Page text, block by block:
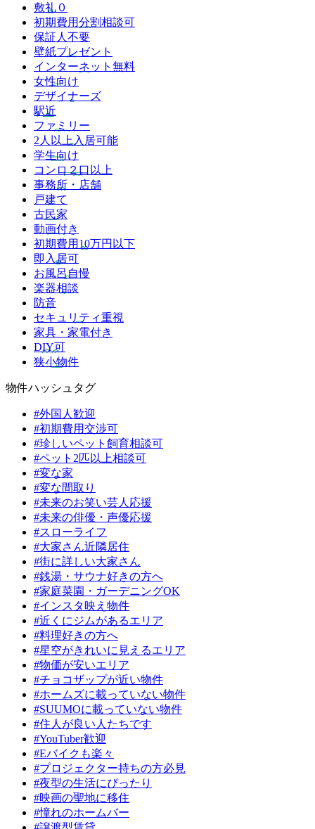
敷礼０
初期費用分割相談可
保証人不要
壁紙プレゼント
インターネット無料
女性向け
デザイナーズ
駅近
ファミリー
2人以上入居可能
学生向け
コンロ２口以上
事務所・店舗
戸建て
古民家
動画付き
初期費用10万円以下
即入居可
お風呂自慢
楽器相談
防音
セキュリティ重視
家具・家電付き
DIY可
狭小物件
物件ハッシュタグ
#外国人歓迎
#初期費用交渉可
#珍しいペット飼育相談可
#ペット2匹以上相談可
#変な家
#変な間取り
#未来のお笑い芸人応援
#未来の俳優・声優応援
#スローライフ
#大家さん近隣居住
#街に詳しい大家さん
#銭湯・サウナ好きの方へ
#家庭菜園・ガーデニングOK
#インスタ映え物件
#近くにジムがあるエリア
#料理好きの方へ
#星空がきれいに見えるエリア
#物価が安いエリア
#チョコザップが近い物件
#ホームズに載っていない物件
#SUUMOに載っていない物件
#住人が良い人たちです
#YouTuber歓迎
#Eバイクも楽々
#プロジェクター持ちの方必見
#夜型の生活にぴったり
#映画の聖地に移住
#憧れのホームバー